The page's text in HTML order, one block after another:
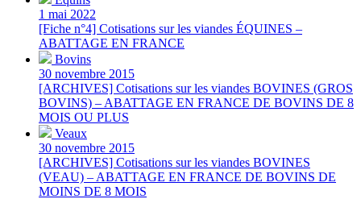
1 mai 2022
[Fiche n°4] Cotisations sur les viandes ÉQUINES –
ABATTAGE EN FRANCE
Bovins
30 novembre 2015
[ARCHIVES] Cotisations sur les viandes BOVINES (GROS
BOVINS) – ABATTAGE EN FRANCE DE BOVINS DE 8
MOIS OU PLUS
Veaux
30 novembre 2015
[ARCHIVES] Cotisations sur les viandes BOVINES
(VEAU) – ABATTAGE EN FRANCE DE BOVINS DE
MOINS DE 8 MOIS